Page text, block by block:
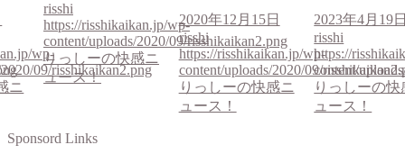
wp-
09/risshikaikan2.png
ニ
risshi
https://risshikaikan.jp/wp-
content/uploads/2020/09/risshikaikan2.png
りっしーの快感ニ
ュース！
2020年12月15日
risshi
https://risshikaikan.jp/wp-
content/uploads/2020/09/
りっしーの快感ニ
ュース！
2023年4月19
risshi
https://
content/
りっしーの快
ュース！
Sponsord Links